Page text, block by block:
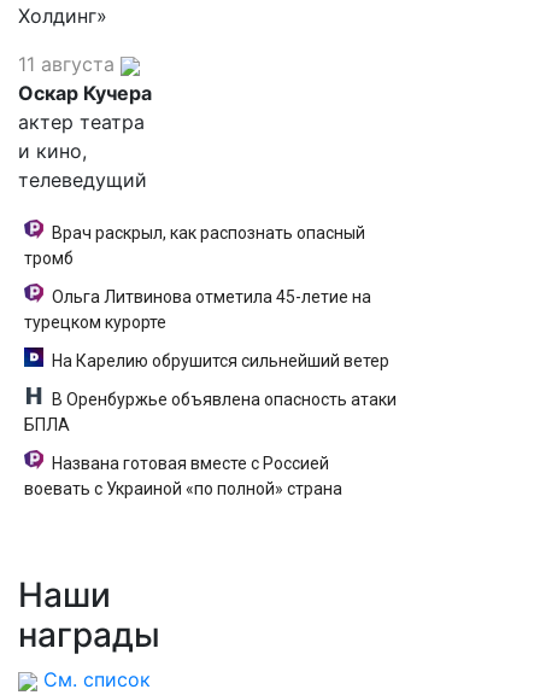
Холдинг»
11 августа
Оскар Кучера
актер театра
и кино,
телеведущий
Врач раскрыл, как распознать опасный
тромб
Ольга Литвинова отметила 45-летие на
турецком курорте
На Карелию обрушится сильнейший ветер
В Оренбуржье объявлена опасность атаки
БПЛА
Названа готовая вместе с Россией
воевать с Украиной «по полной» страна
Наши
награды
См. список